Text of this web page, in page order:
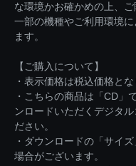
な環境かお確かめの上、
一部の機種やご利用環境
ます。
【ご購入について】
・表示価格は税込価格とな
・こちらの商品は「CD」
ンロードいただくデジタ
ださい。
・ダウンロードの「サイ
場合がございます。